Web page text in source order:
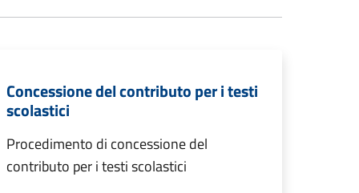
Concessione del contributo per i testi
scolastici
Procedimento di concessione del
contributo per i testi scolastici